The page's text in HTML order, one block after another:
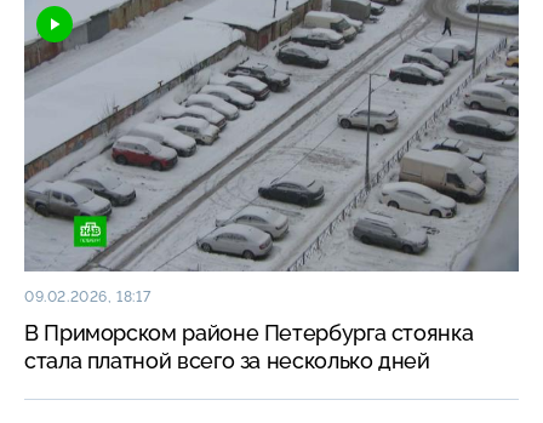
09.02.2026, 18:17
В Приморском районе Петербурга стоянка
стала платной всего за несколько дней